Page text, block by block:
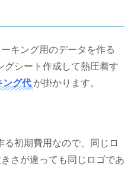
キング用のデータを作る
グシート作成して熱圧着す
ング代 が掛かります。
る初期費用なので、同じロ
さが違っても同じロゴであ